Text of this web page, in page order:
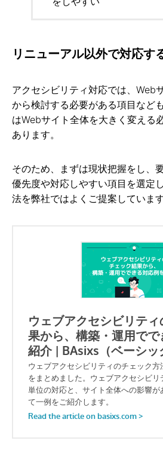
リニューアル以外で対応す
アクセシビリティ対応では、Web
から検討する必要がある項目など
はWebサイト全体を大きく変える
あります。
そのため、まずは現状把握をし、
優先度や対応しやすい項目を選定
法を弊社ではよくご提案しています